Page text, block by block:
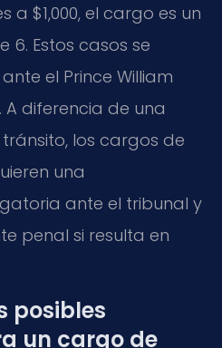
a $1,000, el cargo es un
6. Estos casos se
el Prince William
A diferencia de una
los cargos de
una
ante el tribunal y
penal si resulta en
posibles
un cargo de